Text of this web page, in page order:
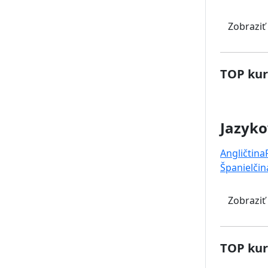
Zobraziť
TOP
Angličtina
Zobraziť
TOP